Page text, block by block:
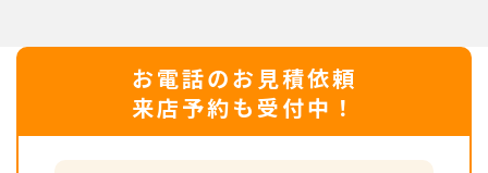
お電話のお見積依頼
来店予約も受付中！